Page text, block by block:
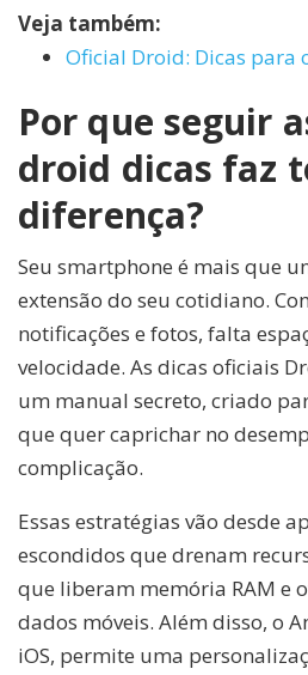
Veja também:
Oficial Droid: Dicas para
Por que seguir
droid dicas faz
diferença?
Seu smartphone é mais que
extensão do seu cotidiano.
notificações e fotos, falta
velocidade. As dicas oficiais
um manual secreto, criado
que quer caprichar no
complicação.
Essas estratégias vão desde
escondidos que drenam
que liberam memória RAM e
dados móveis. Além disso, o
iOS, permite uma